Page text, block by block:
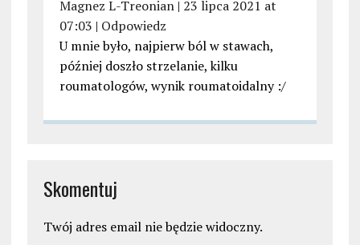
Magnez L-Treonian| 23 lipca 2021 at
07:03 | Odpowiedz
U mnie było, najpierw ból w stawach,
później doszło strzelanie, kilku
roumatologów, wynik roumatoidalny :/
Skomentuj
Twój adres email nie będzie widoczny.